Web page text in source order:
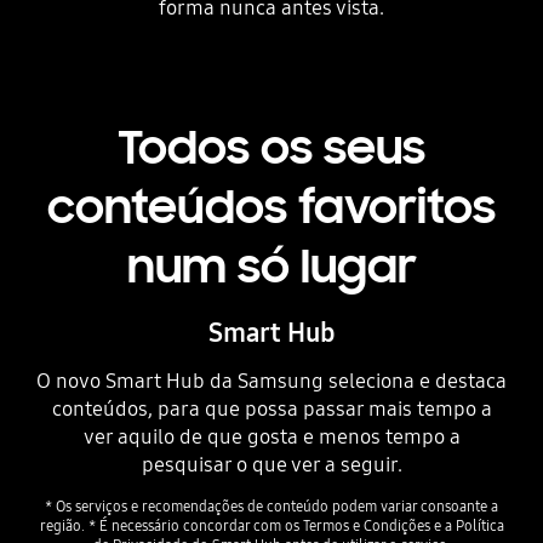
forma nunca antes vista.
Todos os seus
conteúdos favoritos
num só lugar
Smart Hub
O novo Smart Hub da Samsung seleciona e destaca
conteúdos, para que possa passar mais tempo a
ver aquilo de que gosta e menos tempo a
pesquisar o que ver a seguir.
* Os serviços e recomendações de conteúdo podem variar consoante a
região. * É necessário concordar com os Termos e Condições e a Política